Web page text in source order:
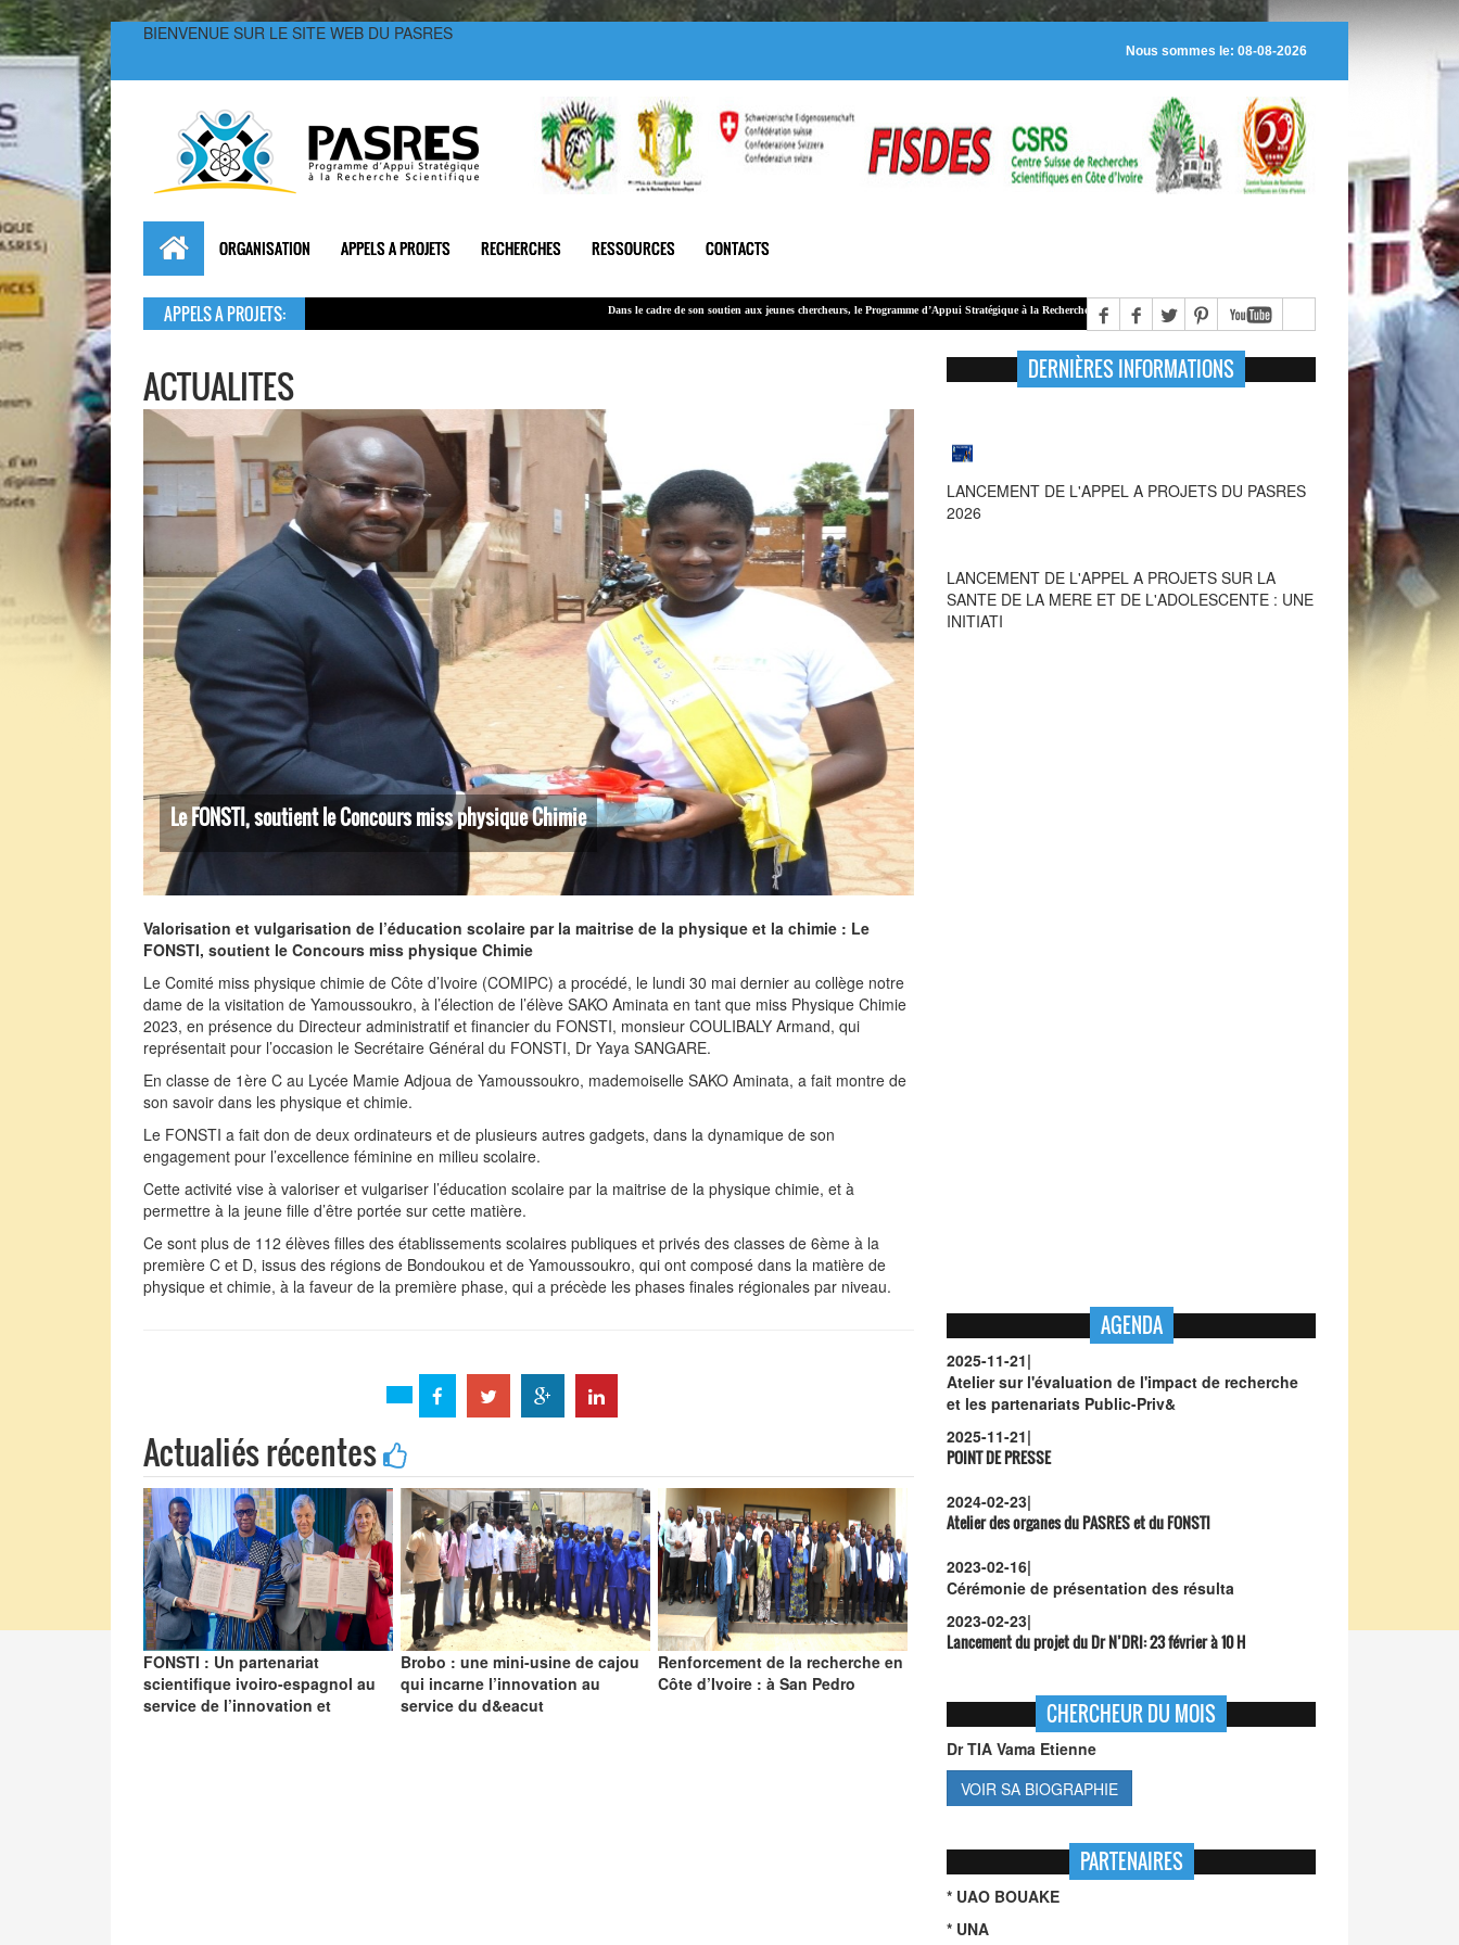
BIENVENUE SUR LE SITE WEB DU PASRES
Nous sommes le: 08-08-2026
ORGANISATION APPELS A PROJETS RECHERCHES RESSOURCES CONTACTS
APPELS A PROJETS: Dans le cadre de son soutienaux jeunes chercheurs, le Programme d’Appui Stratégique à la Recherche Scientifique (PASRES
), alloue des bourses de recherche à des jeunes chercheurs
Le montant global alloué à cet appel est de 100 000 000 F CFA.
ACTUALITES
Le FONSTI, soutient le Concours miss physique Chimie
Valorisation et vulgarisation de l’éducation scolaire par la maitrise de la physique et la chimie : Le
FONSTI, soutient le Concours miss physique Chimie
Le Comité miss physique chimie de Côte d’Ivoire (COMIPC) a procédé, le lundi 30 mai dernier au collège notre
dame de la visitation de Yamoussoukro, à l’élection de l’élève SAKO Aminata en tant que miss Physique Chimie
2023, en présence du Directeur administratif et financier du FONSTI, monsieur COULIBALY Armand, qui
représentait pour l’occasion le Secrétaire Général du FONSTI, Dr Yaya SANGARE.
En classe de 1ère C au Lycée Mamie Adjoua de Yamoussoukro, mademoiselle SAKO Aminata, a fait montre de
son savoir dans les physique et chimie.
Le FONSTI a fait don de deux ordinateurs et de plusieurs autres gadgets, dans la dynamique de son
engagement pour l’excellence féminine en milieu scolaire.
Cette activité vise à valoriser et vulgariser l’éducation scolaire par la maitrise de la physique chimie, et à
permettre à la jeune fille d’être portée sur cette matière.
Ce sont plus de 112 élèves filles des établissements scolaires publiques et privés des classes de 6ème à la
première C et D, issus des régions de Bondoukou et de Yamoussoukro, qui ont composé dans la matière de
physique et chimie, à la faveur de la première phase, qui a précède les phases finales régionales par niveau.
DERNIÈRES INFORMATIONS
2026
LANCEMENT DE L'APPEL A PROJETS SUR LA
Actualiés récentes
FONSTI : Un partenariat
scientifique ivoiro-espagnol au
service de l’innovation et
Brobo : une mini-usine de cajou
qui incarne l’innovation au
service du d&eacut
Renforcement de la recherche en
Côte d’Ivoire : à San Pedro
AGENDA
2025-11-21|
Atelier sur l'évaluation de l'impact de recherche
et les partenariats Public-Priv&
2025-11-21|
POINT DE PRESSE
2024-02-23|
Atelier des organes du PASRES et du FONSTI
2023-02-16|
Cérémonie de présentation des résulta
2023-02-23|
Lancement du projet du Dr N’DRI:23 février à 10 H
CHERCHEUR DU MOIS
Dr TIA Vama Etienne
VOIR SA BIOGRAPHIE
PARTENAIRES
* UAO BOUAKE
* UNA